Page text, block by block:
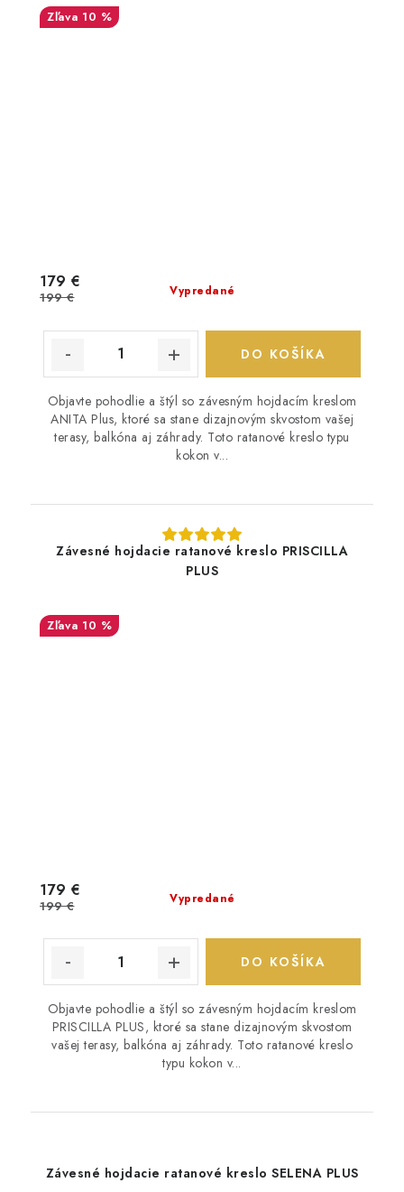
10 %
Vypredané
179 €
199 €
DO KOŠÍKA
Objavte pohodlie a štýl so závesným hojdacím kreslom
ANITA Plus, ktoré sa stane dizajnovým skvostom vašej
terasy, balkóna aj záhrady. Toto ratanové kreslo typu
kokon v...
Závesné hojdacie ratanové kreslo PRISCILLA
PLUS
10 %
Vypredané
179 €
199 €
DO KOŠÍKA
Objavte pohodlie a štýl so závesným hojdacím kreslom
PRISCILLA PLUS, ktoré sa stane dizajnovým skvostom
vašej terasy, balkóna aj záhrady. Toto ratanové kreslo
typu kokon v...
Závesné hojdacie ratanové kreslo SELENA PLUS